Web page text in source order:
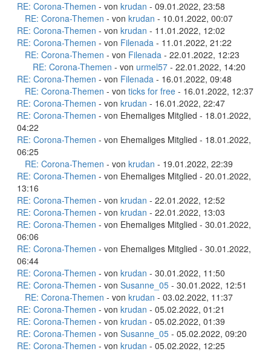
RE: Corona-Themen - von krudan - 09.01.2022, 23:58
RE: Corona-Themen - von krudan - 10.01.2022, 00:07
RE: Corona-Themen - von krudan - 11.01.2022, 12:02
RE: Corona-Themen - von Filenada - 11.01.2022, 21:22
RE: Corona-Themen - von Filenada - 22.01.2022, 12:23
RE: Corona-Themen - von urmel57 - 22.01.2022, 14:20
RE: Corona-Themen - von Filenada - 16.01.2022, 09:48
RE: Corona-Themen - von ticks for free - 16.01.2022, 12:37
RE: Corona-Themen - von krudan - 16.01.2022, 22:47
RE: Corona-Themen - von Ehemaliges Mitglied - 18.01.2022,
04:22
RE: Corona-Themen - von Ehemaliges Mitglied - 18.01.2022,
06:25
RE: Corona-Themen - von krudan - 19.01.2022, 22:39
RE: Corona-Themen - von Ehemaliges Mitglied - 20.01.2022,
13:16
RE: Corona-Themen - von krudan - 22.01.2022, 12:52
RE: Corona-Themen - von krudan - 22.01.2022, 13:03
RE: Corona-Themen - von Ehemaliges Mitglied - 30.01.2022,
06:06
RE: Corona-Themen - von Ehemaliges Mitglied - 30.01.2022,
06:44
RE: Corona-Themen - von krudan - 30.01.2022, 11:50
RE: Corona-Themen - von Susanne_05 - 30.01.2022, 12:51
RE: Corona-Themen - von krudan - 03.02.2022, 11:37
RE: Corona-Themen - von krudan - 05.02.2022, 01:21
RE: Corona-Themen - von krudan - 05.02.2022, 01:39
RE: Corona-Themen - von Susanne_05 - 05.02.2022, 09:20
RE: Corona-Themen - von krudan - 05.02.2022, 12:25